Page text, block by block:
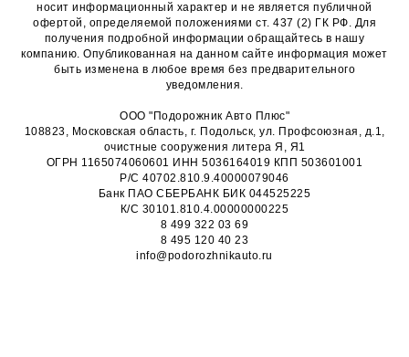
носит информационный характер и не является публичной
офертой, определяемой положениями ст. 437 (2) ГК РФ. Для
получения подробной информации обращайтесь в нашу
компанию. Опубликованная на данном сайте информация может
быть изменена в любое время без предварительного
уведомления.
ООО "Подорожник Авто Плюс"
108823, Московская область, г. Подольск, ул. Профсоюзная, д.1,
очистные сооружения литера Я, Я1
ОГРН 1165074060601 ИНН 5036164019 КПП 503601001
Р/С 40702.810.9.40000079046
Банк ПАО СБЕРБАНК БИК 044525225
К/С 30101.810.4.00000000225
8 499 322 03 69
8 495 120 40 23
info@podorozhnikauto.ru